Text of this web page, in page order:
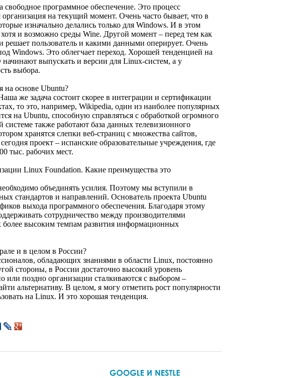
программное обеспечение. Это процесс
на текущий момент. Очень часто бывает, что в
изначально делались только для Windows. И в этом
и возможно среды Wine. Другой момент – перед тем как
решает пользователь и какими данными оперирует. Очень
Windows. Это облегчает переход. Хорошей тенденцией на
выпускать и версии для Linux-систем, а у
выбора.
основе Ubuntu?
же задача состоит скорее в интеграции и сертификации
то это, например, Wikipedia, один из наиболее популярных
на Ubuntu, способную справляться с обработкой огромного
также работают база данных телевизионного
хранятся слепки веб-страниц с множества сайтов,
проект – испанские образовательные учреждения, где
тыс. рабочих мест.
Linux Foundation. Какие преимущества это
объединять усилия. Поэтому мы вступили в
стандартов и направлений. Основатель проекта Ubuntu
выхода программного обеспечения. Благодаря этому
сотрудничество между производителями
более высоким темпам развития информационных
и в целом в России?
обладающих знаниями в области Linux, постоянно
стороны, в России достаточно высокий уровень
или поздно организации сталкиваются с выбором –
альтернативу. В целом, я могу отметить рост популярности
на Linux. И это хорошая тенденция.